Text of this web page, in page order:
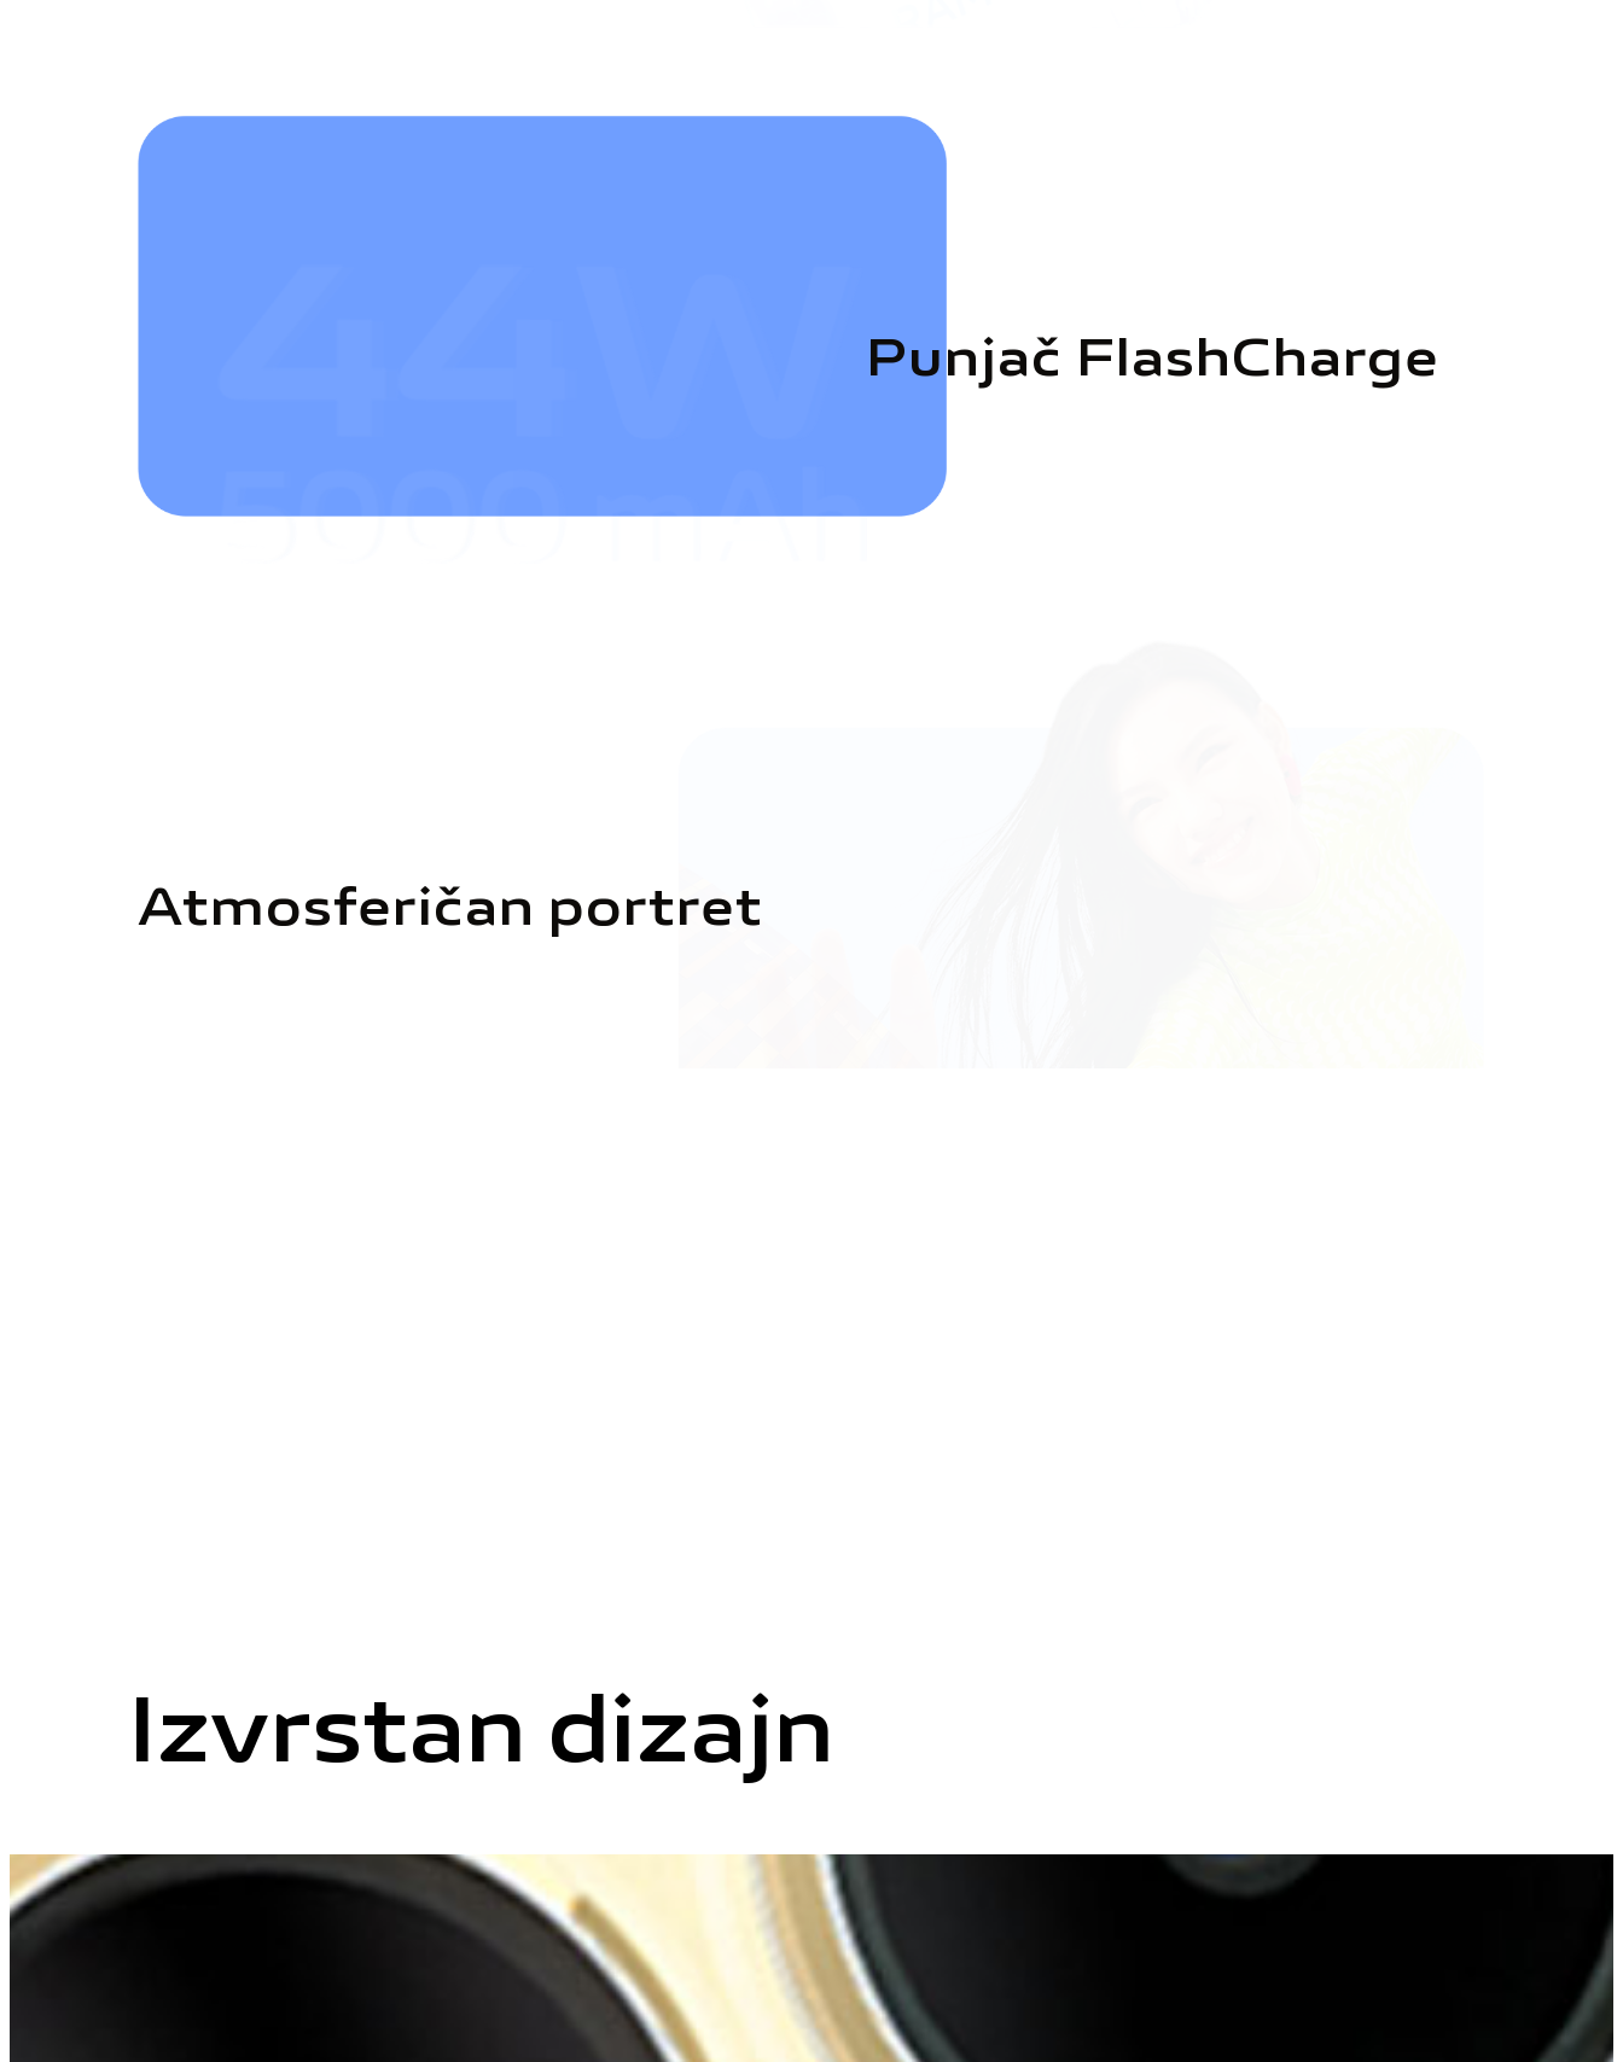
Punjač FlashCharge
Atmosferičan portret
Izvrstan dizajn